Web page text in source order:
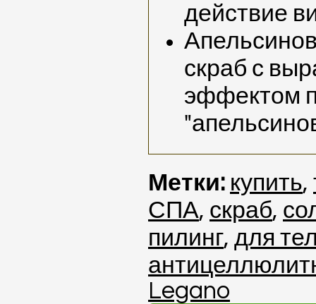
действие
скраб с
эффектом
Метки: купить,
СПА, скраб,
пилинг, для
Legano